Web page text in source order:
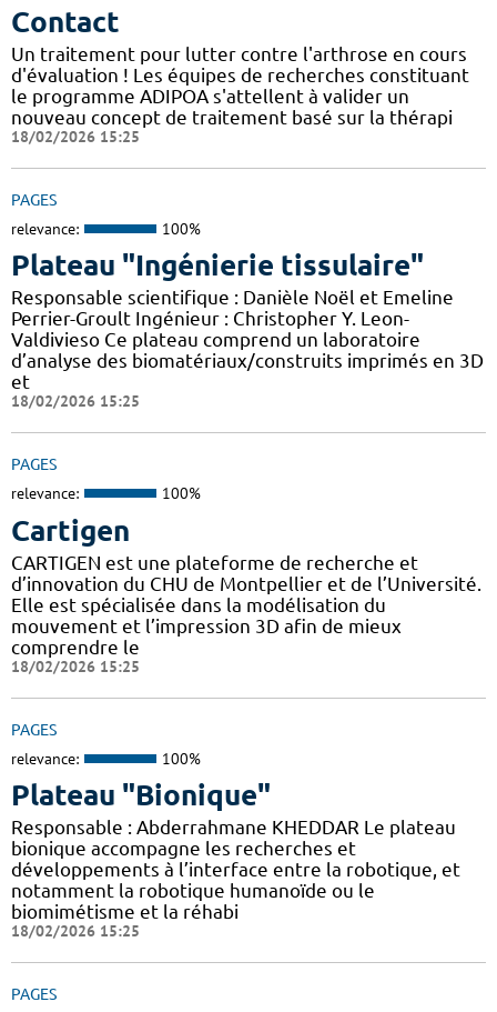
Contact
Un traitement pour lutter contre l'arthrose en cours
d'évaluation ! Les équipes de recherches constituant
le programme ADIPOA s'attellent à valider un
nouveau concept de traitement basé sur la thérapi
18/02/2026 15:25
PAGES
relevance: 100%
Plateau "Ingénierie tissulaire"
Responsable scientifique : Danièle Noël et Emeline
Perrier-Groult Ingénieur : Christopher Y. Leon-
Valdivieso Ce plateau comprend un laboratoire
d’analyse des biomatériaux/construits imprimés en 3D
et
18/02/2026 15:25
PAGES
relevance: 100%
Cartigen
CARTIGEN est une plateforme de recherche et
d’innovation du CHU de Montpellier et de l’Université.
Elle est spécialisée dans la modélisation du
mouvement et l’impression 3D afin de mieux
comprendre le
18/02/2026 15:25
PAGES
relevance: 100%
Plateau "Bionique"
Responsable : Abderrahmane KHEDDAR Le plateau
bionique accompagne les recherches et
développements à l’interface entre la robotique, et
notamment la robotique humanoïde ou le
biomimétisme et la réhabi
18/02/2026 15:25
PAGES